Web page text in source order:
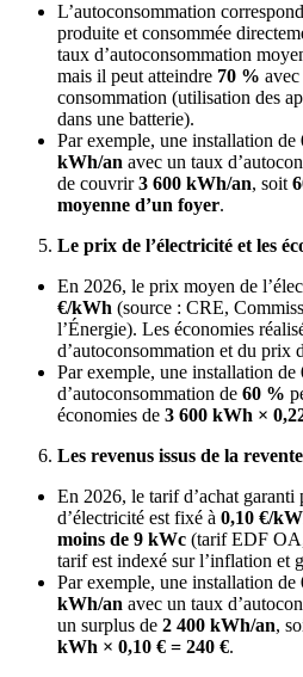
L’autoconsommation
produite et consommée
taux d’autoconsommation
mais il peut atteindre 70 %
consommation (utilisation des
dans une batterie).
Par exemple, une installation de
kWh/an avec un taux
de couvrir3 600 kWh/an, soit
moyenne d’un foyer.
Le prix de l’électricité et les
En 2026, le prix moyen de
€/kWh (source : CRE,
l’Énergie). Les économies
d’autoconsommation et du prix
Par exemple, une installation de
d’autoconsommation de 60 %
économies de 3 600 kWh ×
Les revenus issus de la
En 2026, le tarif d’achat garanti
d’électricité est fixé à 0,10 €/
moins de 9 kWc (tarif EDF
tarif est indexé sur l’inflation et
Par exemple, une installation de
kWh/an avec un taux
un surplus de 2 400 kWh/an,
kWh × 0,10 € = 240 €.